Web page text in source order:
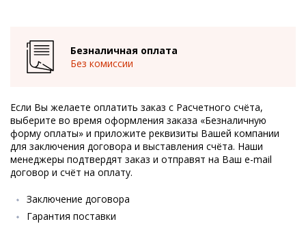
Безналичная оплата
Без комиссии
Если Вы желаете оплатить заказ с Расчетного счёта,
выберите во время оформления заказа «Безналичную
форму оплаты» и приложите реквизиты Вашей компании
для заключения договора и выставления счёта. Наши
менеджеры подтвердят заказ и отправят на Ваш e-mail
договор и счёт на оплату.
Заключение договора
Гарантия поставки